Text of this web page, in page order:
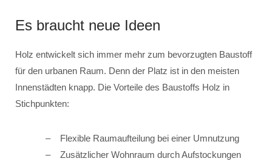
Es braucht neue Ideen
Holz entwickelt sich immer mehr zum bevorzugten Baustoff
für den urbanen Raum. Denn der Platz ist in den meisten
Innenstädten knapp. Die Vorteile des Baustoffs Holz in
Stichpunkten:
Flexible Raumaufteilung bei einer Umnutzung
Zusätzlicher Wohnraum durch Aufstockungen